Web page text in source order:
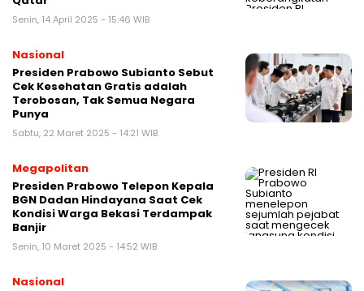
Senin, 14 April 2025 - 15:46 WIB
Nasional
Presiden Prabowo Subianto Sebut
Cek Kesehatan Gratis adalah
Terobosan, Tak Semua Negara
Punya
Sabtu, 22 Maret 2025 - 14:21 WIB
Megapolitan
Presiden Prabowo Telepon Kepala
BGN Dadan Hindayana Saat Cek
Kondisi Warga Bekasi Terdampak
Banjir
Senin, 10 Maret 2025 - 14:52 WIB
Nasional